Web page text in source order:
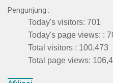
Pengunjung :
Today's visitors: 701
Today's page views: :
Total visitors : 100,473
Total page views: